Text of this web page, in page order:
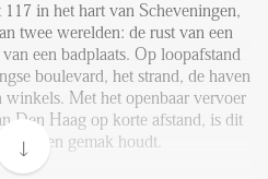
in het hart van Scheveningen,
twee werelden: de rust van een
een badplaats. Op loopafstand
boulevard, het strand, de haven
winkels. Met het openbaar vervoer
Den Haag op korte afstand, is dit
en gemak houdt.